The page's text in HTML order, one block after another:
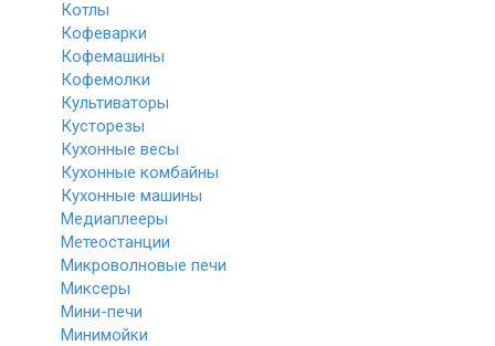
Котлы
Кофеварки
Кофемашины
Кофемолки
Культиваторы
Кусторезы
Кухонные весы
Кухонные комбайны
Кухонные машины
Медиаплееры
Метеостанции
Микроволновые печи
Миксеры
Мини-печи
Минимойки